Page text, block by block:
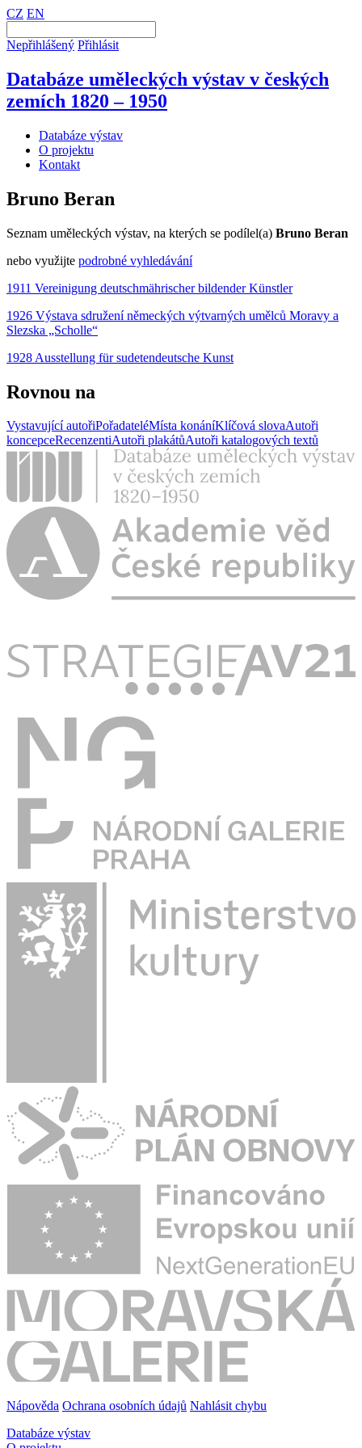
CZ EN
Nepřihlášený Přihlásit
Databáze uměleckých výstav v českých
zemích 1820 – 1950
Databáze výstav
O projektu
Kontakt
Bruno Beran
Seznam uměleckých výstav, na kterých se podílel(a) Bruno Beran
nebo využijte podrobné vyhledávání
1911 Vereinigung deutschmährischer bildender Künstler
1926 Výstava sdružení německých výtvarných umělců Moravy a
Slezska „Scholle“
1928 Ausstellung für sudetendeutsche Kunst
Rovnou na
Vystavující autořiPořadateléMísta konáníKlíčová slovaAutoři
koncepceRecenzentiAutoři plakátůAutoři katalogových textů
Nápověda Ochrana osobních údajů Nahlásit chybu
Databáze výstav